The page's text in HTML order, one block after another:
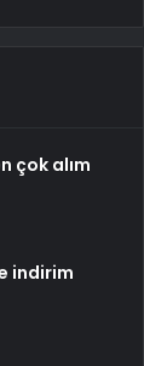
çok alım
indirim